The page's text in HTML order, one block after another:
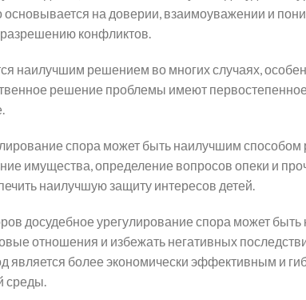
на доверии, взаимоуважении и
конфликтов.
наилучшим решением во многих случаях,
решение проблемы имеют
спора может быть наилучшим
имущества, определение вопросов опеки и
наилучшую защиту интересов детей.
досудебное урегулирование спора может
отношения и избежать негативных
является более экономически эффективным и
среды.